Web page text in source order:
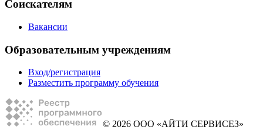
Соискателям
Вакансии
Образовательным учреждениям
Вход/регистрация
Разместить программу обучения
© 2026 ООО «АЙТИ СЕРВИСЕЗ»